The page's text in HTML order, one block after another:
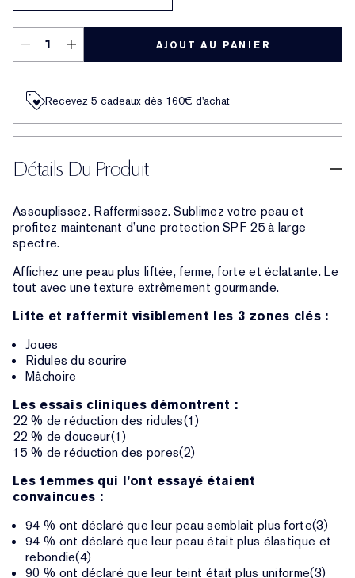
AJOUT AU PANIER
Recevez 5 cadeaux dès 160€ d'achat
Détails Du Produit
Assouplissez. Raffermissez. Sublimez votre peau et
profitez maintenant d’une protection SPF 25 à large
spectre.
Affichez une peau plus liftée, ferme, forte et éclatante. Le
tout avec une texture extrêmement gourmande.
Lifte et raffermit visiblement les 3 zones clés :
Joues
Ridules du sourire
Mâchoire
Les essais cliniques démontrent :
22 % de réduction des ridules(1)
22 % de douceur(1)
15 % de réduction des pores(2)
Les femmes qui l’ont essayé étaient
convaincues :
94 % ont déclaré que leur peau semblait plus forte(3)
94 % ont déclaré que leur peau était plus élastique et
rebondie(4)
90 % ont déclaré que leur teint était plus uniforme(3)